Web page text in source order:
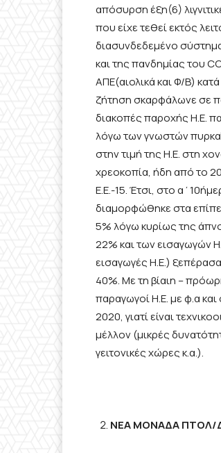
απόσυρση έξη(6)
που είχε τεθεί εκτός
διασυνδεδεμένο
και της πανδημίας του
ΑΠΕ(αιολικά και Φ/Β)
ζήτηση σκαρφάλωνε σε
διακοπές παροχής Η.Ε.
λόγω των γνωστών
στην τιμή της Η.Ε. στη
χρεοκοπία, ήδη από το
Ε.Ε.-15. Έτσι, στο
διαμορφώθηκε στα
5% λόγω κυρίως της
22% και των εισαγωγών
εισαγωγές Η.Ε.)
40%. Με τη βίαιη –
παραγωγοί Η.Ε. με φ.α
2020, γιατί είναι
μέλλον (μικρές
γειτονικές χώρες κ.α.).
ΝΕΑ ΜΟΝΑΔΑ ΠΤΟΛ/